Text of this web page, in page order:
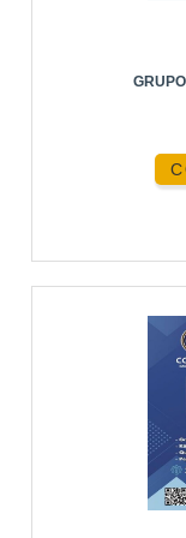
ideais para
Projetados
esses
qualquer
CUSTO-
Apesar do
operação e